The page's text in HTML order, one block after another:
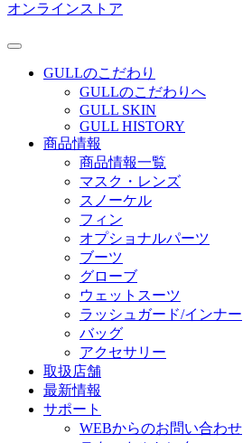
オンラインストア
GULLのこだわり
GULLのこだわりへ
GULL SKIN
GULL HISTORY
商品情報
商品情報一覧
マスク・レンズ
スノーケル
フィン
オプショナルパーツ
ブーツ
グローブ
ウェットスーツ
ラッシュガード/インナー
バッグ
アクセサリー
取扱店舗
最新情報
サポート
WEBからのお問い合わせ